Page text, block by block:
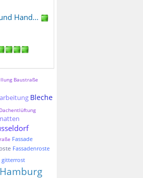
Hand…
Baustraße
Bleche
Dachentlüftung
Fassade
Fassadenroste
gitterrost
Hamburg